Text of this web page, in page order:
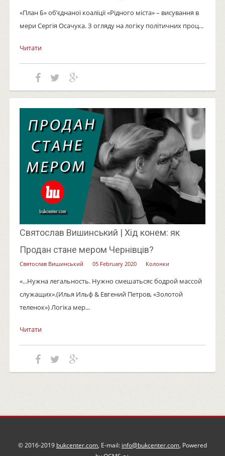
«План Б» об’єднаної коаліції «Рідного міста» – висування в
мери Сергія Осачука. З огляду на логіку політичних проц...
Читати
Святослав Вишинський | Хід конем: як
Продан стане мером Чернівців?
Святослав Вишинський 05 February 2020 Колонки
«...Нужна легальность. Нужно смешатьсяс бодрой массой
служащих».(Илья Ильф & Евгений Петров, «Золотой
теленок») Логіка мер...
Читати
© 2016-2019 bukcenter.com, E-mail: info@bukcenter.com, Powered